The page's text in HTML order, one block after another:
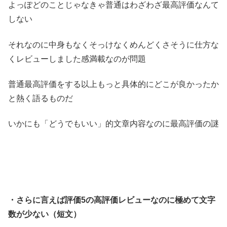
よっぽどのことじゃなきゃ普通はわざわざ最高評価なんて
しない
それなのに中身もなくそっけなくめんどくさそうに仕方な
くレビューしました感満載なのが問題
普通最高評価をする以上もっと具体的にどこが良かったか
と熱く語るものだ
いかにも「どうでもいい」的文章内容なのに最高評価の謎
・さらに言えば評価5の高評価レビューなのに極めて文字
数が少ない（短文）